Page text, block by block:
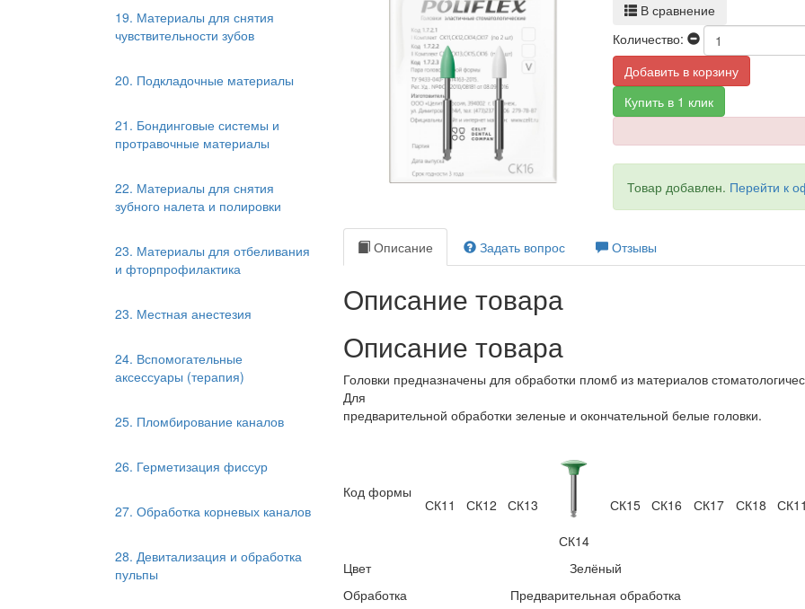
19. Материалы для снятия
чувствительности зубов
20. Подкладочные материалы
21. Бондинговые системы и
протравочные материалы
22. Материалы для снятия
зубного налета и полировки
23. Материалы для отбеливания
и фторпрофилактика
23. Местная анестезия
24. Вспомогательные
аксессуары (терапия)
25. Пломбирование каналов
26. Герметизация фиссур
27. Обработка корневых каналов
28. Девитализация и обработка
пульпы
В сравнение
Количество:
Добавить в корзину
Купить в 1 клик
Товар добавлен. Перейти к
Описание Задать вопрос Отзывы
Описание товара
Описание товара
Головки предназначены для обработки пломб из материалов
Для
предварительной обработки зеленые и окончательной белые головки.
Код формы
СК11 СК12
СК13
СК14
СК15 СК16 СК17 СК18 СК11
Цвет Зелёный
Обработка
Предварительная обработка